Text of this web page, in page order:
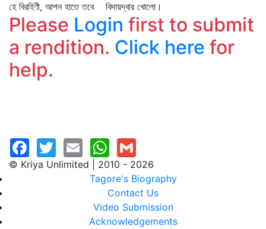
হে বিরহিণী, আপন হাতে তবে বিদায়দ্বার খোলো।
Please Login first to submit
a rendition. Click here for
help.
© Kriya Unlimited | 2010 - 2026
Tagore's Biography
Contact Us
Video Submission
Acknowledgements